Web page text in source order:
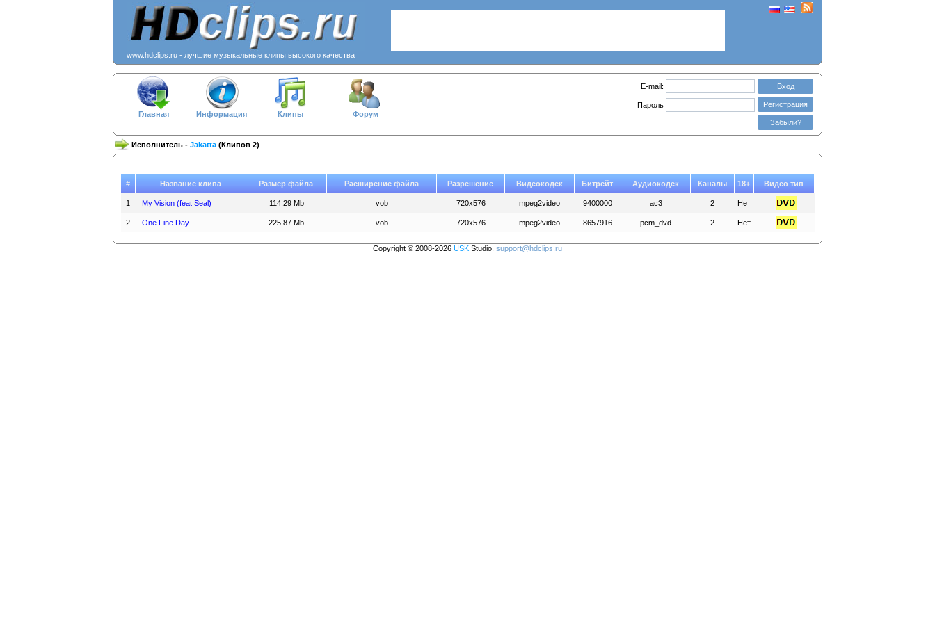
www.hdclips.ru - лучшие музыкальные клипы высокого качества
Главная Информация Клипы Форум
E-mail: Вход
Пароль Регистрация
Забыли?
Исполнитель - Jakatta (Клипов 2)
# Название клипа Размер файла Расширение файла Разрешение Видеокодек Битрейт Аудиокодек Каналы 18+ Видео тип
1 My Vision (feat Seal) 114.29 Mb vob 720x576 mpeg2video 9400000 ac3 2 Нет
2 One Fine Day 225.87 Mb vob 720x576 mpeg2video 8657916 pcm_dvd 2 Нет
Copyright © 2008-2026 USK Studio. support@hdclips.ru